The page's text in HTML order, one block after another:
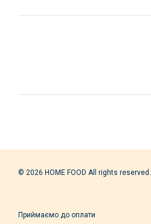
© 2026 HOME FOOD All rights reserved.
Приймаємо до оплати